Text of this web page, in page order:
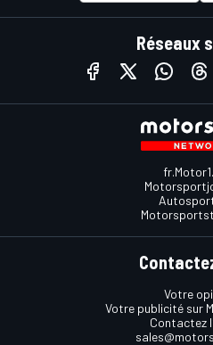
Réseaux
Votre
Votre publicité sur
Contactez